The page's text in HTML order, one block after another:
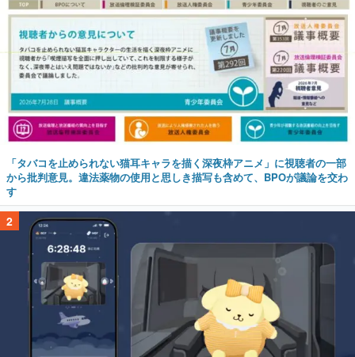
「タバコを止められない猫耳キャラを描く深夜枠アニメ」に視聴者の一部
から批判意見。違法薬物の使用と思しき描写も含めて、BPOが議論を交わ
す
2